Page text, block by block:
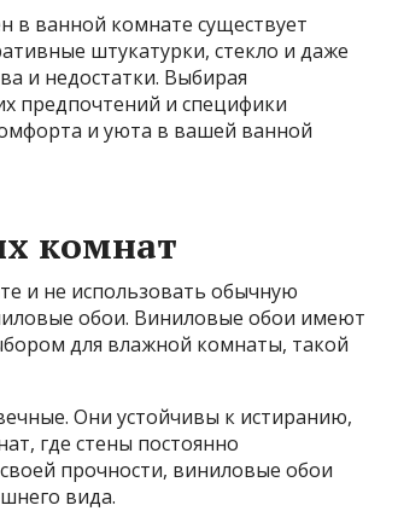
в ванной комнате существует
штукатурки, стекло и даже
и недостатки. Выбирая
предпочтений и специфики
и уюта в вашей ванной
комнат
и не использовать обычную
обои. Виниловые обои имеют
для влажной комнаты, такой
Они устойчивы к истиранию,
где стены постоянно
прочности, виниловые обои
вида.